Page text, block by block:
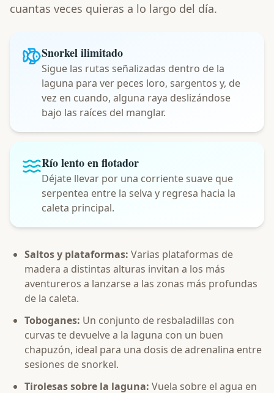
cuantas veces quieras a lo largo del día.
Snorkel ilimitado
Sigue las rutas señalizadas dentro de la
laguna para ver peces loro, sargentos y, de
vez en cuando, alguna raya deslizándose
bajo las raíces del manglar.
Río lento en flotador
Déjate llevar por una corriente suave que
serpentea entre la selva y regresa hacia la
caleta principal.
Saltos y plataformas: Varias plataformas de
madera a distintas alturas invitan a los más
aventureros a lanzarse a las zonas más profundas
de la caleta.
Toboganes: Un conjunto de resbaladillas con
curvas te devuelve a la laguna con un buen
chapuzón, ideal para una dosis de adrenalina entre
sesiones de snorkel.
Tirolesas sobre la laguna: Vuela sobre el agua en